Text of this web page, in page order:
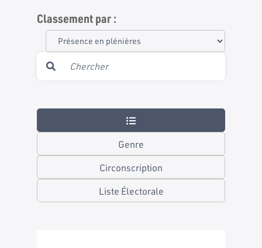
Classement par :
Genre
Circonscription
Liste Électorale